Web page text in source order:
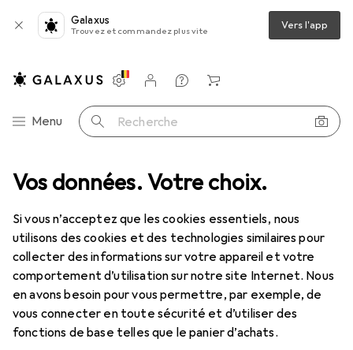
Vos données. Votre choix.
Si vous n’acceptez que les cookies essentiels, nous
utilisons des cookies et des technologies similaires pour
collecter des informations sur votre appareil et votre
comportement d’utilisation sur notre site Internet. Nous
en avons besoin pour vous permettre, par exemple, de
vous connecter en toute sécurité et d’utiliser des
fonctions de base telles que le panier d’achats.
Galaxus
Trouvez et commandez plus vite Vers l'app
Navigation par catégorie
Menu Recherche
Paramètres
Compte client
Listes de comparaison
Listes d'envies
Panier